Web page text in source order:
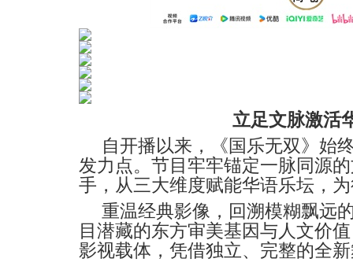
立足文脉激活
自开播以来，《国乐无双》始
发力点。节目牢牢锚定一脉同源
手，从三大维度赋能华语乐坛，
重温经典影像 ， 回溯模糊飘远
目潜藏的东方审美基因与人文价
影视载体，凭借独立、完整的全